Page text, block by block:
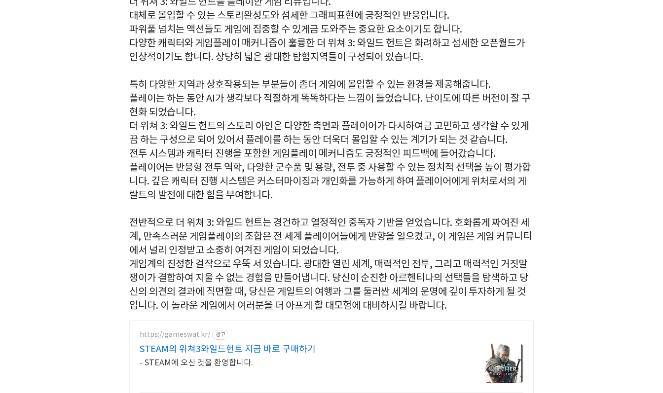
대체로 몰입할 수 있는 스토리완성도와 섬세한 그래피표현에 긍정적인 반응입니다.
파워풀 넘치는 액션들도 게임에 집중할 수 있게금 도와주는 중요한 요소이기도 합니다.
다양한 캐릭터와 게임플레이 매커니즘이 훌륭한 더 위쳐 3: 와일드 헌트은 화려하고 섬세한 오픈월드가
인상적이기도 합니다. 상당히 넓은 광대한 탐험지역들이 구성되어 있습니다.
특히 다양한 지역과 상호작용되는 부분들이 좀더 게임에 몰입할 수 있는 환경을 제공해줍니다.
플레이는 하는 동안 AI가 생각보다 적절하게 똑똑하다는 느낌이 들었습니다. 난이도에 따른 버전이 잘 구
현화 되었습니다.
더 위쳐 3: 와일드 헌트의 스토리 아인은 다양한 측면과 플레이어가 다시하여금 고민하고 생각할 수 있게
끔 하는 구성으로 되어 있어서 플레이를 하는 동안 더욱더 몰입할 수 있는 계기가 되는 것 같습니다.
전투 시스템과 캐릭터 진행을 포함한 게임플레이 메커니즘도 긍정적인 피드백에 들어갔습니다.
플레이어는 반응형 전투 역학, 다양한 군수품 및 용량, 전투 중 사용할 수 있는 정치적 선택을 높이 평가합
니다. 깊은 캐릭터 진행 시스템은 커스터마이징과 개인화를 가능하게 하여 플레이어에게 위처로서의 게
랄트의 발전에 대한 힘을 부여합니다.
전반적으로 더 위쳐 3: 와일드 헌트는 경건하고 열정적인 중독자 기반을 얻었습니다. 호화롭게 짜여진 세
계, 만족스러운 게임플레이의 조합은 전 세계 플레이어들에게 반향을 일으켰고, 이 게임은 게임 커뮤니티
에서 널리 인정받고 소중히 여겨진 게임이 되었습니다.
게임계의 진정한 걸작으로 우뚝 서 있습니다. 광대한 열린 세계, 매력적인 전투, 그리고 매력적인 거짓말
쟁이가 결합하여 지울 수 없는 경험을 만들어냅니다. 당신이 순진한 아르헨티나의 선택들을 탐색하고 당
신의 의견의 결과에 직면할 때, 당신은 게일트의 여행과 그를 둘러싼 세계의 운명에 깊이 투자하게 될 것
입니다. 이 놀라운 게임에서 여러분을 더 아프게 할 대모험에 대비하시길 바랍니다.
https://gameswat.kr/ 광고
STEAM의 위쳐3와일드헌트 지금 바로 구매하기
- STEAM에 오신 것을 환영합니다.